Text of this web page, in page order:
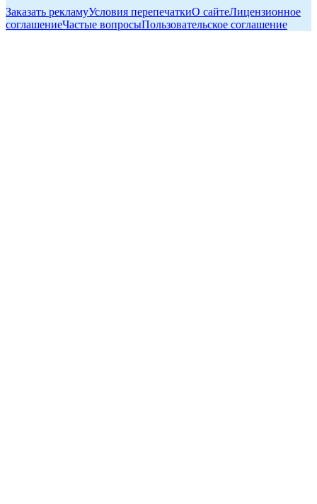
Заказать рекламуУсловия перепечаткиО сайтеЛицензионное
соглашениеЧастые вопросыПользовательское соглашение